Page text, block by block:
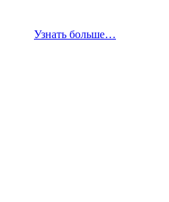
Узнать больше…